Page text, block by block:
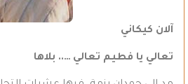
آلان كيكاني
تعالي يا فطيم تعالي ….. بلاها